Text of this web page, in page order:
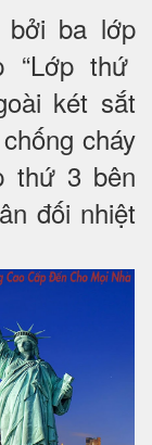
ba lớp
“Lớp thứ
két sắt
cháy
thứ 3 bên
đối nhiệt